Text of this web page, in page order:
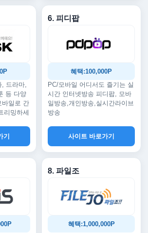
, 드라마,
등 다양
바일로 간
리밍하세
기
6. 피디팝
혜택:100,000P
PC/모바일 어디서도 즐기는 실
시간 인터넷방송 피디팝, 모바
일방송,개인방송,실시간라이브
방송
사이트 바로가기
8. 파일조
혜택:1,000,000P